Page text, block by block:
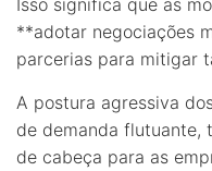
**adotar negociações
parcerias para mitigar
A postura agressiva
de demanda flutuante,
de cabeça para as